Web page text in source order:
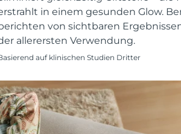
in einem gesunden Glow.
von sichtbaren
allerersten Verwendung.
auf klinischen Studien Dritter